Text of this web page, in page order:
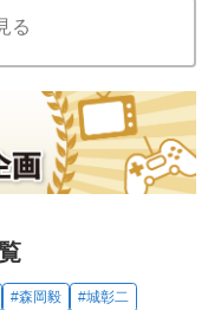
る
#森岡毅
#城彰二